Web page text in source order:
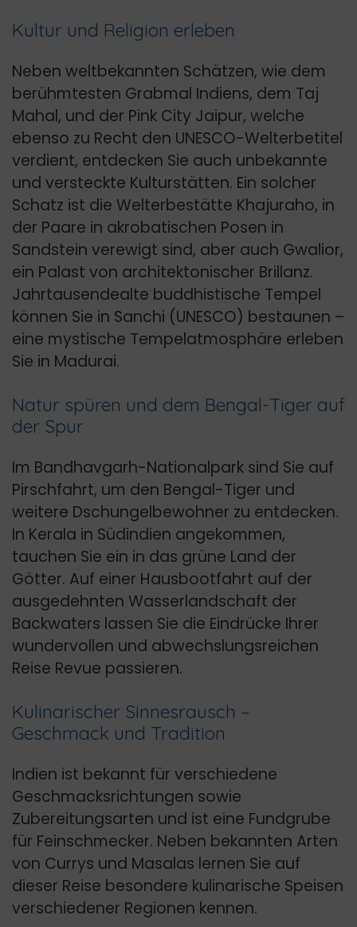
Kultur und Religion erleben
Neben weltbekannten Schätzen, wie dem
berühmtesten Grabmal Indiens, dem Taj
Mahal, und der Pink City Jaipur, welche
ebenso zu Recht den UNESCO-Welterbetitel
verdient, entdecken Sie auch unbekannte
und versteckte Kulturstätten. Ein solcher
Schatz ist die Welterbestätte Khajuraho, in
der Paare in akrobatischen Posen in
Sandstein verewigt sind, aber auch Gwalior,
ein Palast von architektonischer Brillanz.
Jahrtausendealte buddhistische Tempel
können Sie in Sanchi (UNESCO) bestaunen –
eine mystische Tempelatmosphäre erleben
Sie in Madurai.
Natur spüren und dem Bengal-Tiger auf
der Spur
Im Bandhavgarh-Nationalpark sind Sie auf
Pirschfahrt, um den Bengal-Tiger und
weitere Dschungelbewohner zu entdecken.
In Kerala in Südindien angekommen,
tauchen Sie ein in das grüne Land der
Götter. Auf einer Hausbootfahrt auf der
ausgedehnten Wasserlandschaft der
Backwaters lassen Sie die Eindrücke Ihrer
wundervollen und abwechslungsreichen
Reise Revue passieren.
Kulinarischer Sinnesrausch –
Geschmack und Tradition
Indien ist bekannt für verschiedene
Geschmacksrichtungen sowie
Zubereitungsarten und ist eine Fundgrube
für Feinschmecker. Neben bekannten Arten
von Currys und Masalas lernen Sie auf
dieser Reise besondere kulinarische Speisen
verschiedener Regionen kennen.